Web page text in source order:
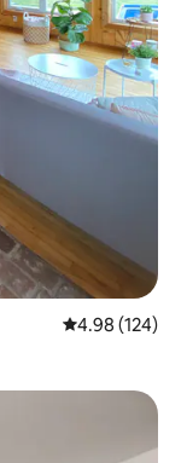
平均评分 4.98
4.98 (124)